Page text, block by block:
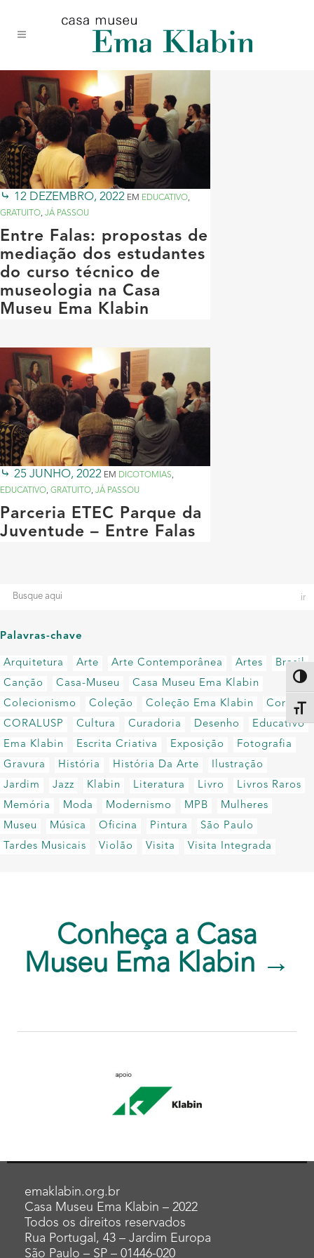
conteúdo
navegação
site
12 DEZEMBRO, 2022 EM EDUCATIVO,
GRATUITO, JÁ PASSOU
Entre Falas: propostas de
mediação dos estudantes
do curso técnico de
museologia na Casa
Museu Ema Klabin
25 JUNHO, 2022 EM DICOTOMIAS,
EDUCATIVO, GRATUITO, JÁ PASSOU
Parceria ETEC Parque da
Juventude – Entre Falas
Palavras-chave
Arquitetura Arte Arte Contemporânea Artes
Brasil
Canção
Casa-Museu
Casa Museu Ema Klabin
Colecionismo
Coleção Coleção Ema Klabin
Coral
CORALUSP
Cultura Curadoria Desenho
Educativo
Ema Klabin
Escrita Criativa Exposição
Fotografia
Gravura
História História Da Arte
Ilustração
Jardim
Jazz Klabin Literatura Livro
Livros Raros
Memória
Moda Modernismo MPB
Mulheres
Museu
Música Oficina Pintura
São Paulo
Tardes Musicais
Violão Visita Visita Integrada
Conheça a Casa
Museu Ema Klabin →
emaklabin.org.br
Casa Museu Ema Klabin – 2022
Todos os direitos reservados
Rua Portugal, 43 – Jardim Europa
São Paulo – SP – 01446-020